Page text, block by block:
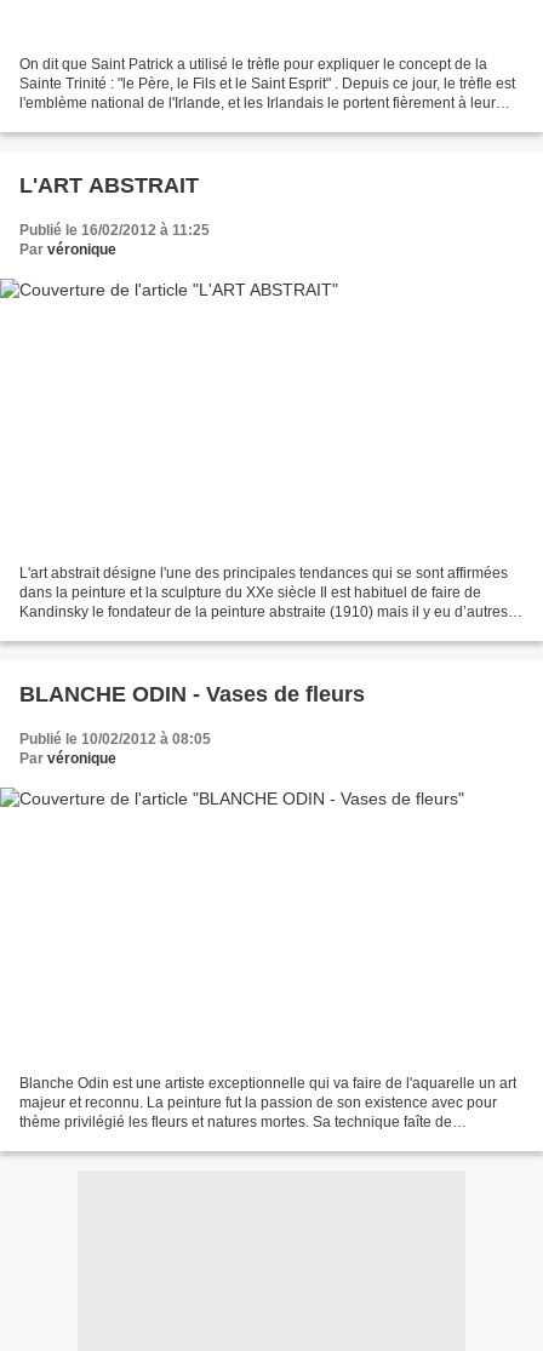
On dit que Saint Patrick a utilisé le trèfle pour expliquer le concept de la
Sainte Trinité : "le Père, le Fils et le Saint Esprit" . Depuis ce jour, le trèfle est
l'emblème national de l'Irlande, et les Irlandais le portent fièrement à leur
L'ART ABSTRAIT
Publié le 16/02/2012 à 11:25
Par véronique
L'art abstrait désigne l'une des principales tendances qui se sont affirmées
dans la peinture et la sculpture du XXe siècle Il est habituel de faire de
Kandinsky le fondateur de la peinture abstraite (1910) mais il y eu d’autres
BLANCHE ODIN - Vases de fleurs
Publié le 10/02/2012 à 08:05
Par véronique
Blanche Odin est une artiste exceptionnelle qui va faire de l'aquarelle un art
majeur et reconnu. La peinture fut la passion de son existence avec pour
thème privilégié les fleurs et natures mortes. Sa technique faîte de